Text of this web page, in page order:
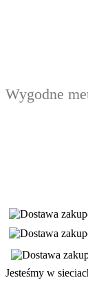
Wygodne
Jesteśmy w